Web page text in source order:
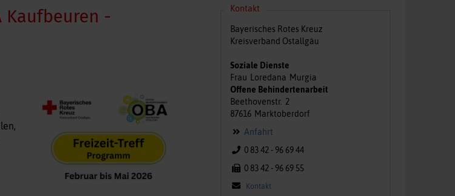
-
Kontakt
Bayerisches Rotes Kreuz
Kreisverband Ostallgäu
Soziale Dienste
Frau
Loredana Murgia
Offene Behindertenarbeit
Beethovenstr. 2
87616 Marktoberdorf
Anfahrt
0 83 42 - 96 69 44
0 83 42 - 96 69 55
Kontakt